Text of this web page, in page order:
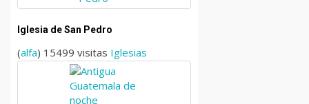
Iglesia de San Pedro
(alfa) 15499 visitas Iglesias